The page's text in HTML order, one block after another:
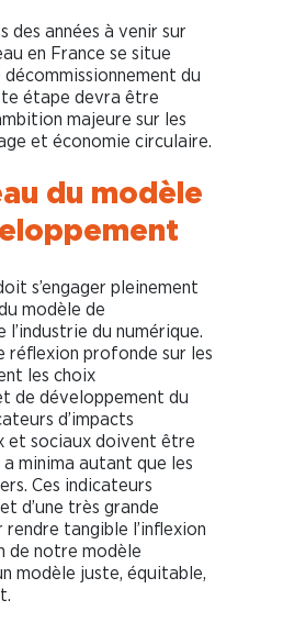
des années à venir sur
en France se situe
du
étape devra être
majeure sur les
et économie circulaire.
du modèle
s’engager pleinement
modèle de
du numérique.
réflexion profonde sur les
les choix
de développement du
d’impacts
et sociaux doivent être
minima autant que les
Ces indicateurs
d’une très grande
tangible l’inflexion
de notre modèle
modèle juste, équitable,